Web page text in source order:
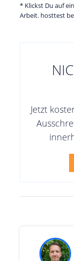
* Klickst Du auf
Arbeit. hosttest
Jetzt